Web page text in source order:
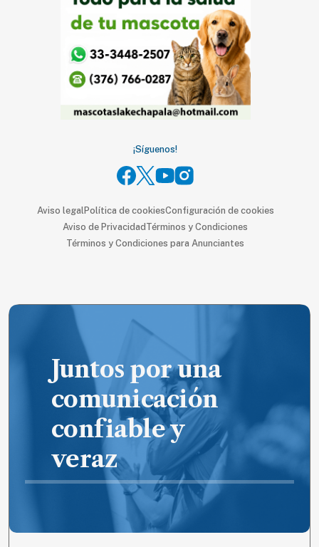
¡Síguenos!
Aviso legalPolítica de cookiesConfiguración de cookies
Aviso de Privacidad Términos y Condiciones
Términos y Condiciones para Anunciantes
Juntos por una
comunicación
confiable y
veraz